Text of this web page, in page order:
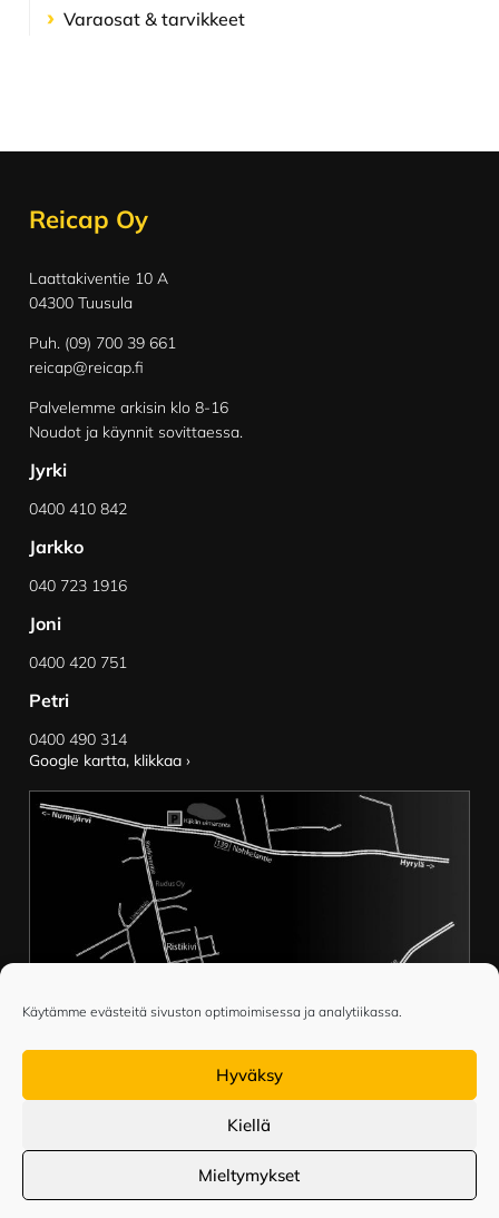
Käytämme evästeitä sivuston optimoimisessa ja analytiikassa.
Hyväksy
Kiellä
Mieltymykset
Varaosat & tarvikkeet
Reicap Oy
Laattakiventie 10 A
04300 Tuusula
Puh. (09) 700 39 661
reicap@reicap.fi
Palvelemme arkisin klo 8-16
Noudot ja käynnit sovittaessa.
Jyrki
0400 410 842
Jarkko
040 723 1916
Joni
0400 420 751
Petri
0400 490 314
Google kartta, klikkaa ›